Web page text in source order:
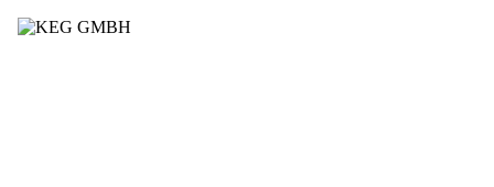
HOPE Christliches Sozialwerk in Baden AG: Hilfe für Menschen in Notlagen